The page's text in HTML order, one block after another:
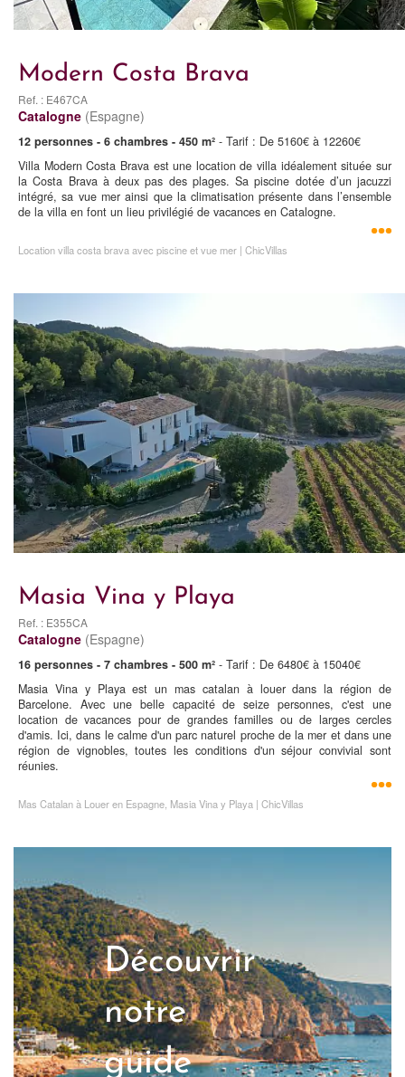
Modern Costa Brava
Ref. : E467CA
Catalogne (Espagne)
12 personnes - 6 chambres - 450 m² - Tarif : De 5160€ à 12260€
Villa Modern Costa Brava est une location de villa idéalement située sur
la Costa Brava à deux pas des plages. Sa piscine dotée d’un jacuzzi
intégré, sa vue mer ainsi que la climatisation présente dans l’ensemble
de la villa en font un lieu privilégié de vacances en Catalogne.
Location villa costa brava avec piscine et vue mer | ChicVillas
Masia Vina y Playa
Ref. : E355CA
Catalogne (Espagne)
16 personnes - 7 chambres - 500 m² - Tarif : De 6480€ à 15040€
Masia Vina y Playa est un mas catalan à louer dans la région de
Barcelone. Avec une belle capacité de seize personnes, c'est une
location de vacances pour de grandes familles ou de larges cercles
d'amis. Ici, dans le calme d'un parc naturel proche de la mer et dans une
région de vignobles, toutes les conditions d'un séjour convivial sont
réunies.
Mas Catalan à Louer en Espagne, Masia Vina y Playa | ChicVillas
Découvrir
notre
guide